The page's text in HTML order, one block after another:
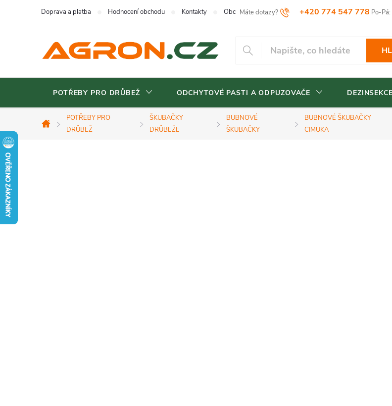
+420 774 547 778
Doprava a platba Hodnocení obchodu Kontakty Obchodní podmínky Reklamační řád Vrácení
POTŘEBY PRO DRŮBEŽ ODCHYTOVÉ PASTI A ODPUZOVAČE
Domů
POTŘEBY PRO
DRŮBEŽ
ŠKUBAČKY
DRŮBEŽE
BUBNOVÉ
ŠKUBAČKY
BUBNOVÉ ŠKUBAČKY
CIMUKA